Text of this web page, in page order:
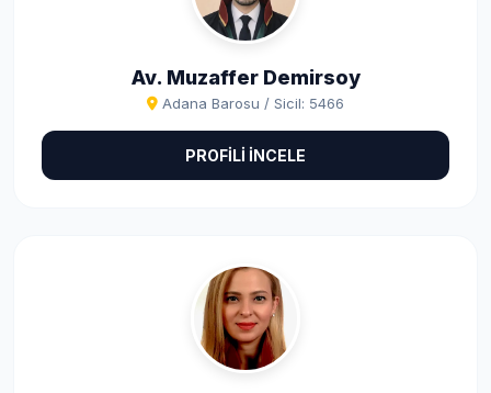
Av. Muzaffer Demirsoy
Adana Barosu / Sicil: 5466
PROFİLİ İNCELE